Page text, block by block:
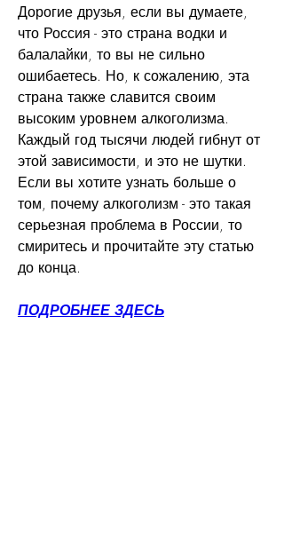
Дорогие друзья, если вы думаете,
что Россия - это страна водки и
балалайки, то вы не сильно
ошибаетесь. Но, к сожалению, эта
страна также славится своим
высоким уровнем алкоголизма.
Каждый год тысячи людей гибнут от
этой зависимости, и это не шутки.
Если вы хотите узнать больше о
том, почему алкоголизм - это такая
серьезная проблема в России, то
смиритесь и прочитайте эту статью
до конца.
ПОДРОБНЕЕ ЗДЕСЬ